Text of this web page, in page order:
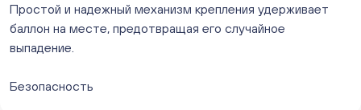
Простой и надежный механизм крепления удерживает
баллон на месте, предотвращая его случайное
выпадение.
Безопасность